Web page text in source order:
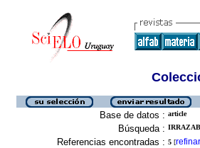
Base de datos : article
Búsqueda :
Referencias encontradas : 5 [refinar